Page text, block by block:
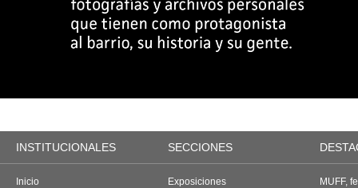
INSTITUCIONALES SECCIONES
Inicio
Exposiciones
MUFF,